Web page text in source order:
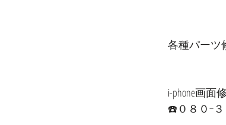
各種パーツ
i-phone画面
☎️０８０−３